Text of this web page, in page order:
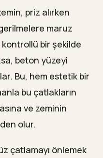
priz alırken
maruz
kontrollü bir şekilde
beton yüzeyi
Bu, hem estetik bir
bu çatlakların
ve zeminin
olur.
çatlamayı önlemek